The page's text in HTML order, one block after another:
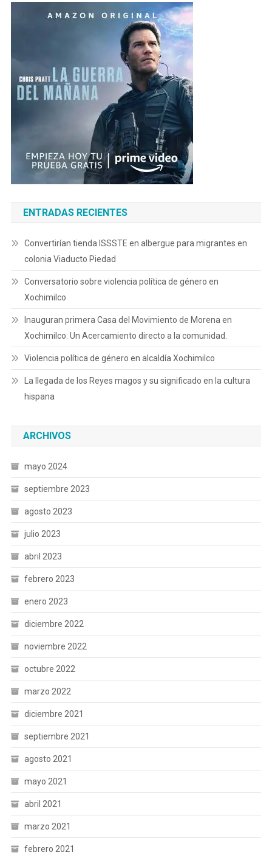
ENTRADAS RECIENTES
Convertirían tienda ISSSTE en albergue para migrantes en
colonia Viaducto Piedad
Conversatorio sobre violencia política de género en
Xochimilco
Inauguran primera Casa del Movimiento de Morena en
Xochimilco: Un Acercamiento directo a la comunidad.
Violencia política de género en alcaldía Xochimilco
La llegada de los Reyes magos y su significado en la cultura
hispana
ARCHIVOS
mayo 2024
septiembre 2023
agosto 2023
julio 2023
abril 2023
febrero 2023
enero 2023
diciembre 2022
noviembre 2022
octubre 2022
marzo 2022
diciembre 2021
septiembre 2021
agosto 2021
mayo 2021
abril 2021
marzo 2021
febrero 2021